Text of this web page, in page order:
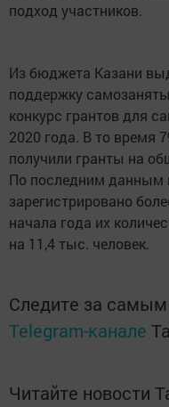
подход участников.
Из бюджета Казани
поддержку
конкурс грантов для
2020 года. В то время
получили гранты на
По последним данным
зарегистрировано
начала года их
на 11,4 тыс. человек.
Следите за
Telegram-канале
Читайте новости